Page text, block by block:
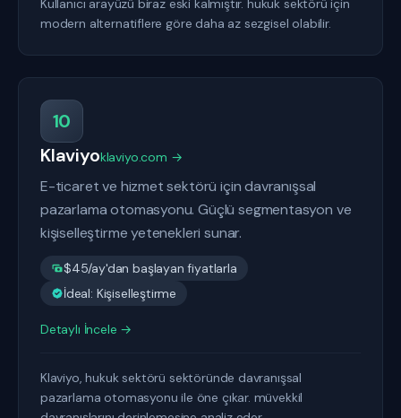
Kullanıcı arayüzü biraz eski kalmıştır. hukuk sektörü için
modern alternatiflere göre daha az sezgisel olabilir.
10
Klaviyoklaviyo.com →
E-ticaret ve hizmet sektörü için davranışsal
pazarlama otomasyonu. Güçlü segmentasyon ve
kişiselleştirme yetenekleri sunar.
$45/ay'dan başlayan fiyatlarla
İdeal: Kişiselleştirme
Detaylı İncele →
Klaviyo, hukuk sektörü sektöründe davranışsal
pazarlama otomasyonu ile öne çıkar. müvekkil